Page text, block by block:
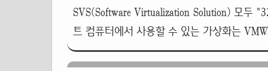
SVS(Software Virtualization Solution) 모두
트 컴퓨터에서 사용할 수 있는 가상화는